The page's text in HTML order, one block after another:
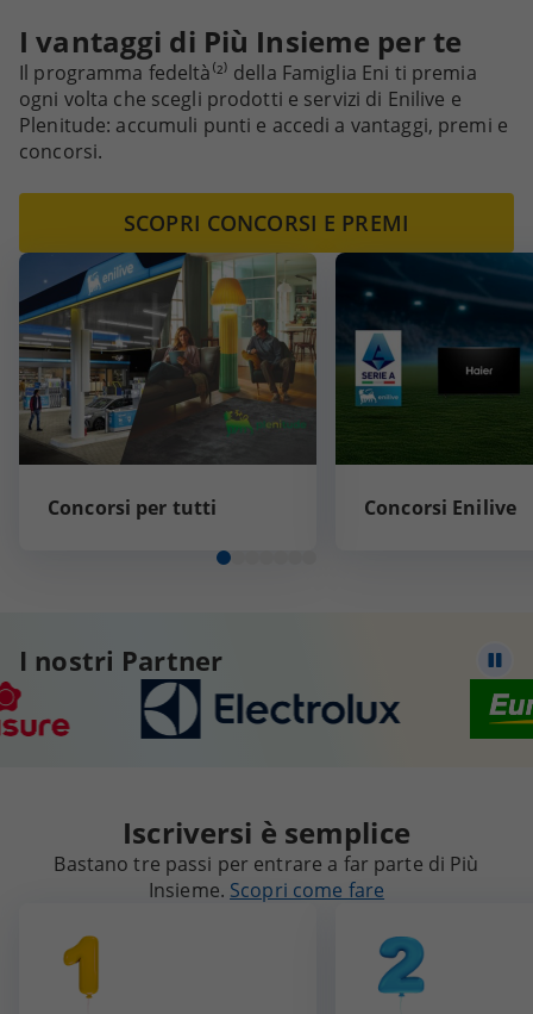
I vantaggi di Più Insieme per te
Il programma fedeltà⁽²⁾ della Famiglia Eni ti premia
ogni volta che scegli prodotti e servizi di Enilive e
Plenitude: accumuli punti e accedi a vantaggi, premi e
concorsi.
SCOPRI CONCORSI E PREMI
Concorsi per tutti Concorsi Enilive
I nostri Partner
Iscriversi è semplice
Bastano tre passi per entrare a far parte di Più
Insieme. Scopri come fare